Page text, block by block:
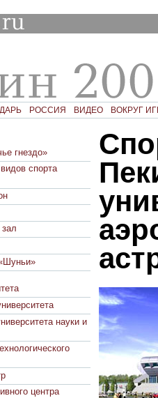
РОССИЯ ВИДЕО ВОКРУГ
гнездо»
спорта
науки и
центра